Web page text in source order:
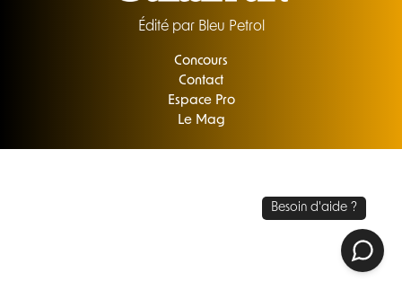
Édité par Bleu Petrol
Concours
Contact
Espace Pro
Le Mag